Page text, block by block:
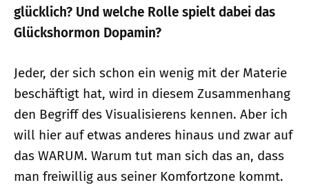
glücklich? Und welche Rolle spielt dabei das
Glückshormon Dopamin?
Jeder, der sich schon ein wenig mit der Materie
beschäftigt hat, wird in diesem Zusammenhang
den Begriff des Visualisierens kennen. Aber ich
will hier auf etwas anderes hinaus und zwar auf
das WARUM. Warum tut man sich das an, dass
man freiwillig aus seiner Komfortzone kommt.